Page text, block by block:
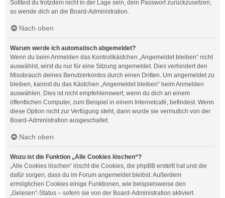
Solltest du trotzdem nicht in der Lage sein, dein Passwort zurückzusetzen,
so wende dich an die Board-Administration.
Nach oben
Warum werde ich automatisch abgemeldet?
Wenn du beim Anmelden das Kontrollkästchen „Angemeldet bleiben“ nicht
auswählst, wirst du nur für eine Sitzung angemeldet. Dies verhindert den
Missbrauch deines Benutzerkontos durch einen Dritten. Um angemeldet zu
bleiben, kannst du das Kästchen „Angemeldet bleiben“ beim Anmelden
auswählen. Dies ist nicht empfehlenswert, wenn du dich an einem
öffentlichen Computer, zum Beispiel in einem Internetcafé, befindest. Wenn
diese Option nicht zur Verfügung steht, dann wurde sie vermutlich von der
Board-Administration ausgeschaltet.
Nach oben
Wozu ist die Funktion „Alle Cookies löschen“?
„Alle Cookies löschen“ löscht die Cookies, die phpBB erstellt hat und die
dafür sorgen, dass du im Forum angemeldet bleibst. Außerdem
ermöglichen Cookies einige Funktionen, wie beispielsweise den
„Gelesen“-Status – sofern sie von der Board-Administration aktiviert